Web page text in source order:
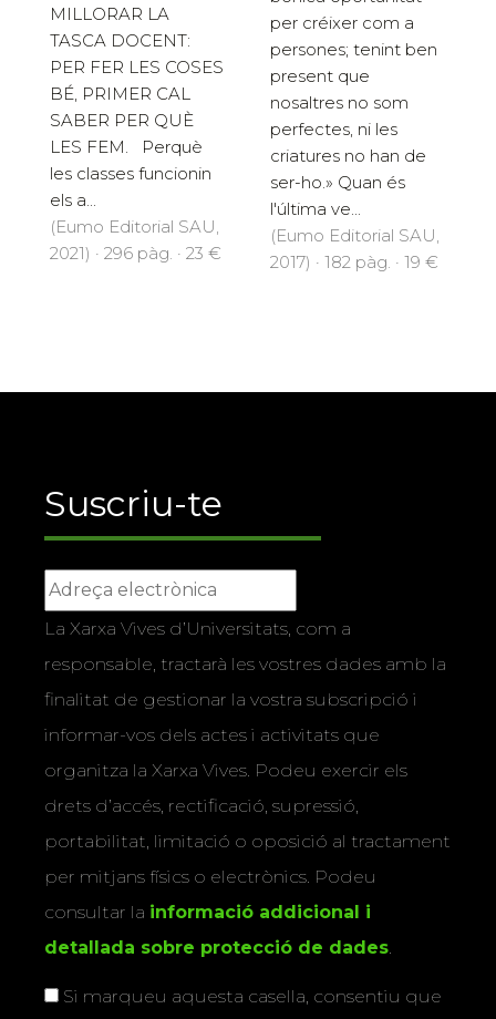
MILLORAR LA
TASCA DOCENT:
PER FER LES COSES
BÉ, PRIMER CAL
SABER PER QUÈ
LES FEM. Perquè
les classes funcionin
els a...
(Eumo Editorial SAU,
2021) · 296 pàg. · 23 €
per créixer com a
persones; tenint ben
present que
nosaltres no som
perfectes, ni les
criatures no han de
ser-ho.» Quan és
l'última ve...
(Eumo Editorial SAU,
2017) · 182 pàg. · 19 €
Suscriu-te
La Xarxa Vives d’Universitats, com a
responsable, tractarà les vostres dades amb la
finalitat de gestionar la vostra subscripció i
informar-vos dels actes i activitats que
organitza la Xarxa Vives. Podeu exercir els
drets d’accés, rectificació, supressió,
portabilitat, limitació o oposició al tractament
per mitjans físics o electrònics. Podeu
consultar la informació addicional i
detallada sobre protecció de dades.
Si marqueu aquesta casella, consentiu que